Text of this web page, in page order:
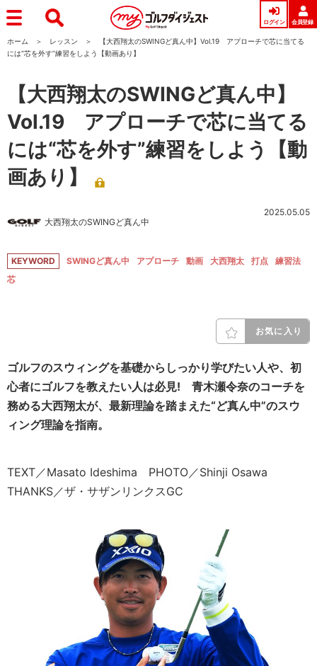
ログイン 会員登録
ホーム レッスン
【大西翔太のSWINGど真ん中】Vol.19 アプローチで芯に当てる
には“芯を外す”練習をしよう【動画あり】
【大西翔太のSWINGど真ん中】
Vol.19 アプローチで芯に当てる
には“芯を外す”練習をしよう【動
画あり】
大西翔太のSWINGど真ん中
2025.05.05
KEYWORD SWINGど真ん中 アプローチ 動画 大西翔太 打点
練習法
芯
お気に入り
ゴルフのスウィングを基礎からしっかり学びたい人や、初
心者にゴルフを教えたい人は必見! 青木瀬令奈のコーチを
務める大西翔太が、 最新理論を踏まえた“ど真ん中”のスウ
ィング理論を指南。
TEXT／Masato Ideshima PHOTO／Shinji Osawa
THANKS／ザ・サザンリンクスGC